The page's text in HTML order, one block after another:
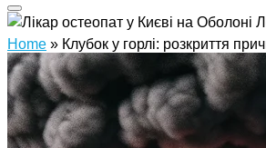
Home » Клубок у горлі: розкриття